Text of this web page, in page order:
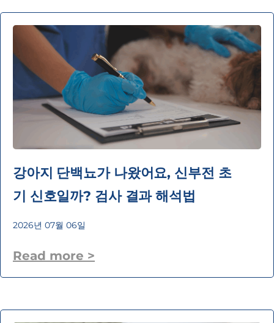
강아지 단백뇨가 나왔어요, 신부전 초
기 신호일까? 검사 결과 해석법
2026년 07월 06일
Read more >